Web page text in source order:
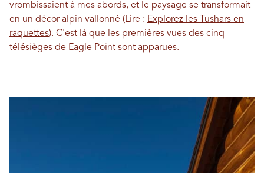
vrombissaient à mes abords, et le paysage se transformait
en un décor alpin vallonné (Lire : Explorez les Tushars en
raquettes). C'est là que les premières vues des cinq
télésièges de Eagle Point sont apparues.